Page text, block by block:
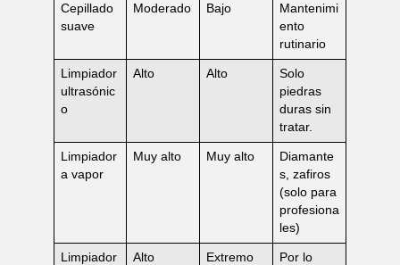
Cepillado
suave
Moderado Bajo
Mantenimi
ento
rutinario
Limpiador
ultrasónic
o
Alto Alto
Solo
piedras
duras sin
tratar.
Limpiador
a vapor
Muy alto Muy alto
Diamante
s, zafiros
(solo para
profesiona
les)
Limpiador
Alto Extremo
Por lo